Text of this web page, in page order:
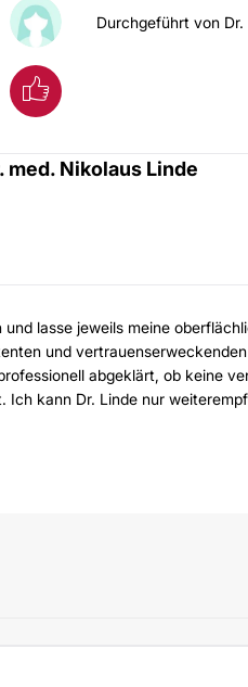
Durchgeführt von
med. Nikolaus Linde
lasse jeweils meine
und
abgeklärt, ob keine
kann Dr. Linde nur